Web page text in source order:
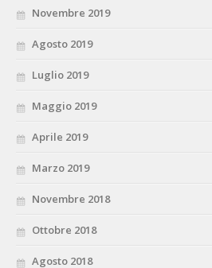
Novembre 2019
Agosto 2019
Luglio 2019
Maggio 2019
Aprile 2019
Marzo 2019
Novembre 2018
Ottobre 2018
Agosto 2018